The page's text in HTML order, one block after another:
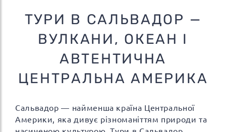
ТУРИ В САЛЬВАДОР —
ВУЛКАНИ, ОКЕАН І
АВТЕНТИЧНА
ЦЕНТРАЛЬНА АМЕРИКА
Сальвадор — найменша країна Центральної
Америки, яка дивує різноманіттям природи та